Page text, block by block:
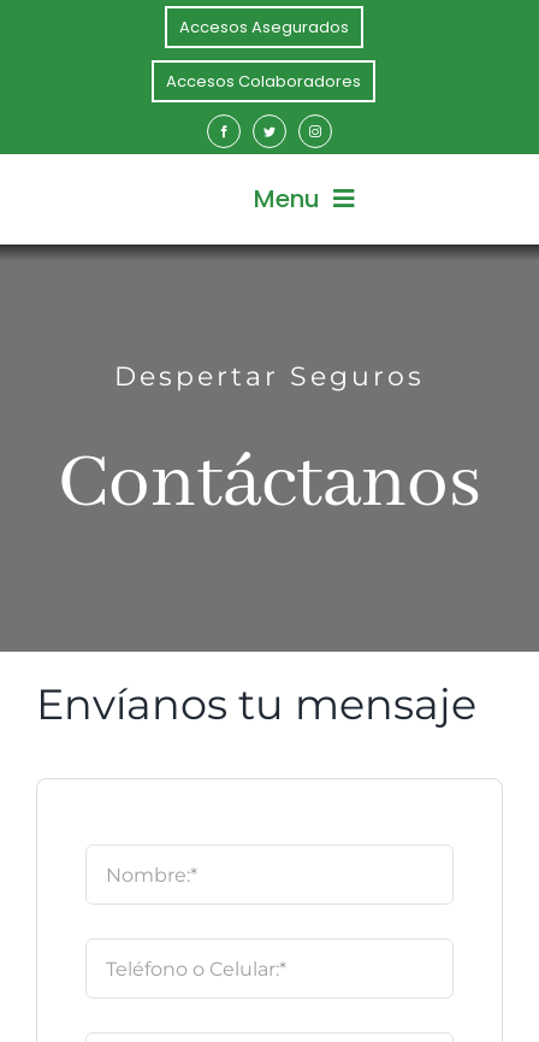
Accesos Asegurados
Accesos Colaboradores
Menu
Nosotros
Soluciones Personas
Contáctanos
Despertar Seguros
Contáctanos
Envíanos tu mensaje